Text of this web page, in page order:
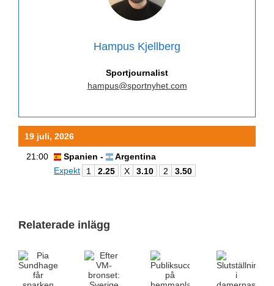
Hampus Kjellberg
Sportjournalist
hampus@sportnyhet.com
19 juli, 2026
21:00 Spanien -
Argentina
Expekt
1 2.25 X 3.10 2 3.50
Relaterade inlägg